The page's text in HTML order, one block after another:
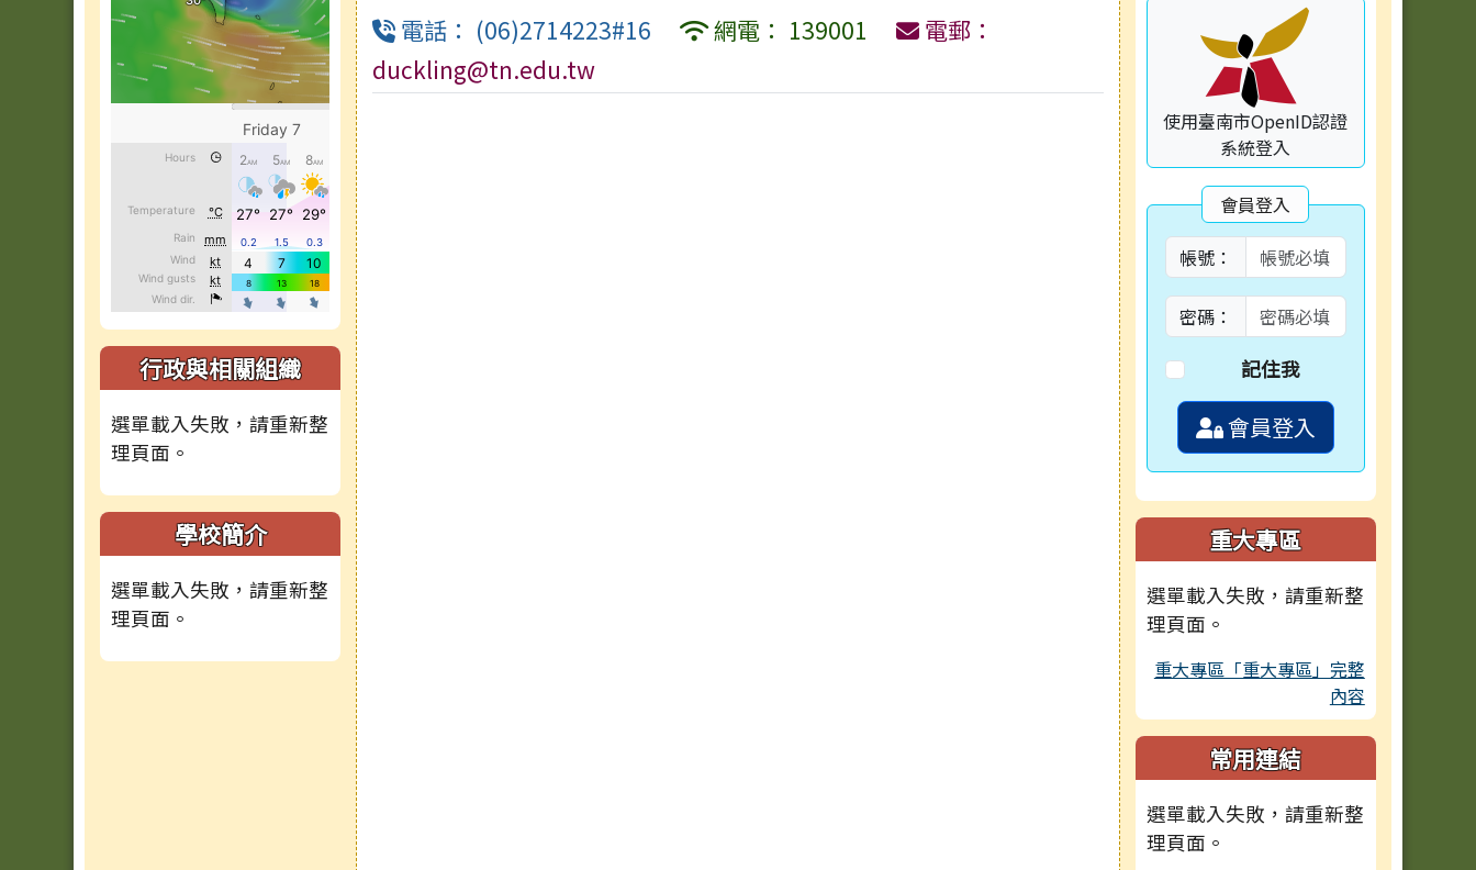
行政與相關組織
選單載入失敗，請重新整
理頁面。
學校簡介
選單載入失敗，請重新整
理頁面。
電話： (06)2714223#16 網電： 139001
電郵：
duckling@tn.edu.tw
使用臺南市OpenID認證
系統登入
會員登入
帳號：
密碼：
記住我
會員登入
重大專區
選單載入失敗，請重新整
理頁面。
重大專區「重大專區」完整
內容
常用連結
選單載入失敗，請重新整
理頁面。